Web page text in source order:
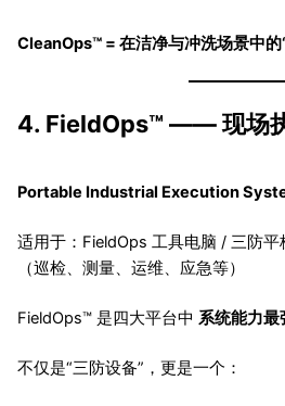
CleanOps™ = 在洁净与冲洗场景中的
4. FieldOps™ —— 现场
Portable Industrial Execution
适用于：FieldOps 工具电脑 / 三防平
（巡检、测量、运维、应急等）
FieldOps™ 是四大平台中 系统能力最
不仅是“三防设备”，更是一个：